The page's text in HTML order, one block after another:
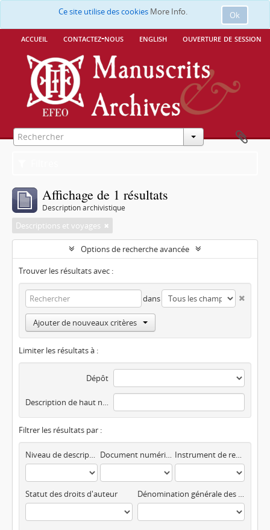
Ok
Ce site utilise des cookies More Info.
accueil contactez-nous english ouverture de session
Affichage de 1 résultats
Description archivistique
Descriptions et voyages
Options de recherche avancée
Trouver les résultats avec :
dans
Ajouter de nouveaux critères
Limiter les résultats à :
Dépôt
Description de haut niveau
Filtrer les résultats par :
Niveau de description Document numérisé disponible Instrument de recherche
Statut des droits d'auteur Dénomination générale des documents